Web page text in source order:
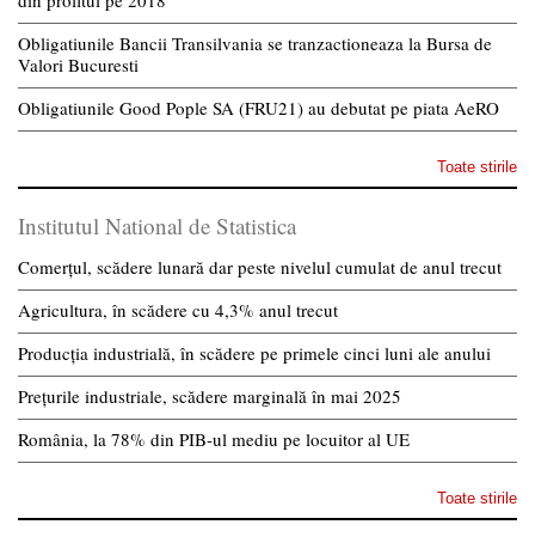
Obligatiunile Bancii Transilvania se tranzactioneaza la Bursa de
Valori Bucuresti
Obligatiunile Good Pople SA (FRU21) au debutat pe piata AeRO
Toate stirile
Institutul National de Statistica
Comerțul, scădere lunară dar peste nivelul cumulat de anul trecut
Agricultura, în scădere cu 4,3% anul trecut
Producția industrială, în scădere pe primele cinci luni ale anului
Prețurile industriale, scădere marginală în mai 2025
România, la 78% din PIB-ul mediu pe locuitor al UE
Toate stirile